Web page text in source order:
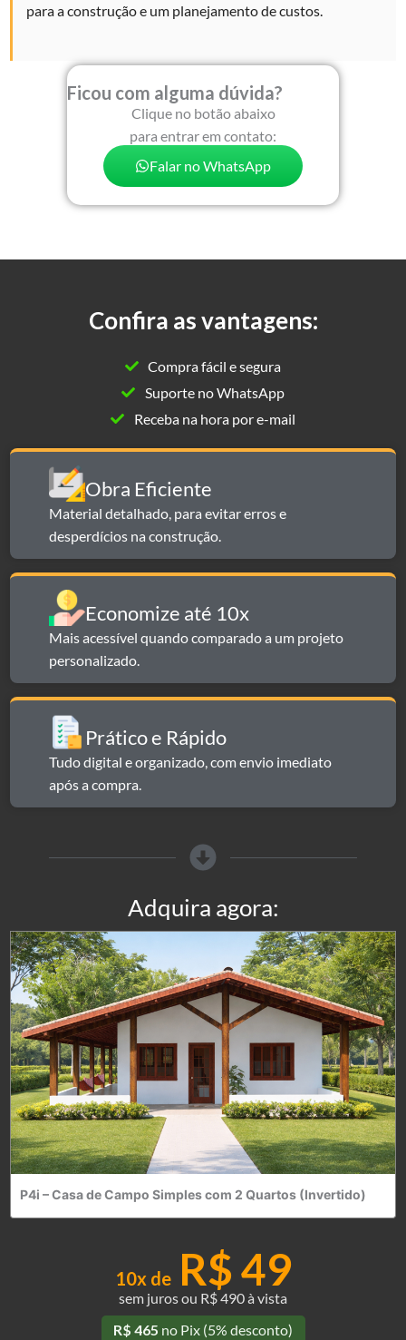
para a construção e um planejamento de custos.
Ficou com alguma dúvida?
Clique no botão abaixo
para entrar em contato:
Falar no WhatsApp
Confira as vantagens:
Compra fácil e segura
Suporte no WhatsApp
Receba na hora por e-mail
Obra Eficiente
Material detalhado, para evitar erros e
desperdícios na construção.
Economize até 10x​​
Mais acessível quando comparado a um projeto
personalizado.
Prático e Rápido​
Tudo digital e organizado, com envio imediato
após a compra.
Adquira agora:
P4i – Casa de Campo Simples com 2 Quartos (Invertido)
10x de R$ 49
sem juros ou R$ 490 à vista
R$ 465 no Pix (5% desconto)